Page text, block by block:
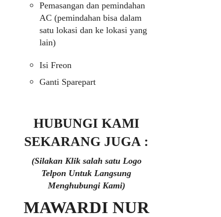
Pemasangan dan pemindahan
AC (pemindahan bisa dalam
satu lokasi dan ke lokasi yang
lain)
Isi Freon
Ganti Sparepart
HUBUNGI KAMI
SEKARANG JUGA :
(Silakan Klik salah satu Logo
Telpon Untuk Langsung
Menghubungi Kami)
MAWARDI NUR